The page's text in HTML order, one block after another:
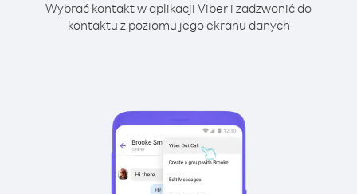
Wybrać kontakt w aplikacji Viber i zadzwonić do
kontaktu z poziomu jego ekranu danych